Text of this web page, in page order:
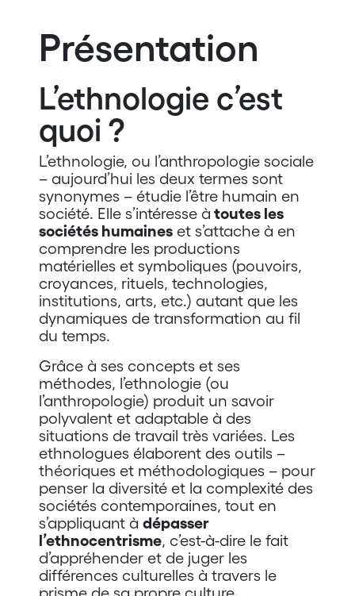
Présentation
L’ethnologie c’est
quoi ?
L’ethnologie, ou l’anthropologie sociale
– aujourd’hui les deux termes sont
synonymes – étudie l’être humain en
société. Elle s’intéresse à toutes les
sociétés humaineset s’attache à en
comprendre les productions
matérielles et symboliques (pouvoirs,
croyances, rituels, technologies,
institutions, arts, etc.) autant que les
dynamiques de transformation au fil
du temps.
Grâce à ses concepts et ses
méthodes, l’ethnologie (ou
l’anthropologie) produit un savoir
polyvalent et adaptable à des
situations de travail très variées. Les
ethnologues élaborent des outils –
théoriques et méthodologiques – pour
penser la diversité et la complexité des
sociétés contemporaines, tout en
s’appliquant à dépasser
l’ethnocentrisme, c’est-à-dire le fait
d’appréhender et de juger les
différences culturelles à travers le